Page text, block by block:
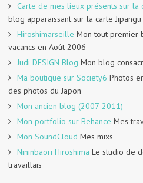
Carte de mes lieux présents sur la
blog apparaissant sur la carte Jipangu
Hiroshimarseille Mon tout premier
vacancs en Août 2006
Judi DESIGN Blog Mon blog
Ma boutique sur Society6 Photos
des photos du Japon
Mon ancien blog (2007-2011)
Mon portfolio sur Behance Mes
Mon SoundCloud Mes mixs
Nininbaori Hiroshima Le studio de
travaillais